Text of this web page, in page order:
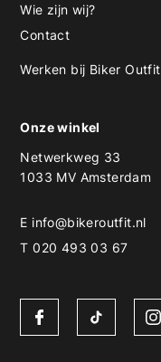
Wie zijn wij?
Contact
Werken bij Biker Outfit
Onze winkel
Netwerkweg 33
1033 MV Amsterdam
E info@bikeroutfit.nl
T 020 493 03 67